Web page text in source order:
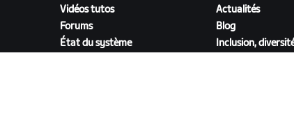
Vidéos tutos
Forums
État du système
Actualités
Blog
Inclusion,